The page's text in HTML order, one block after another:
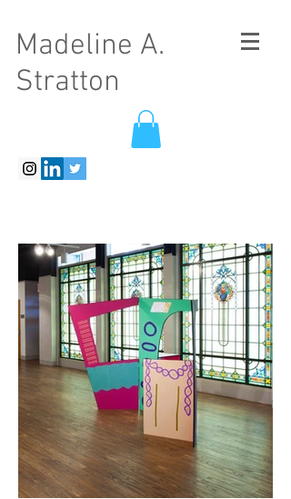
Madeline A.
Stratton